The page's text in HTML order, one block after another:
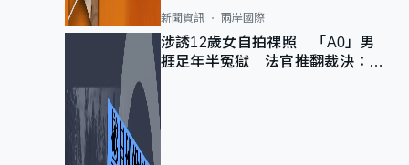
新聞資訊 兩岸國際
涉誘12歲女自拍祼照 「A0」男
捱足年半冤獄 法官推翻裁決：抄